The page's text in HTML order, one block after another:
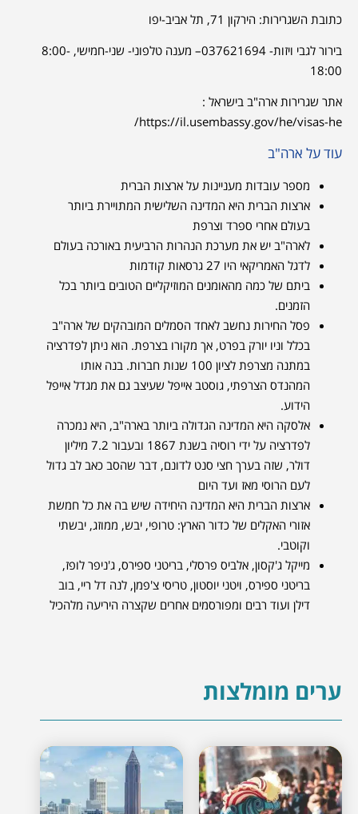
כתובת השגרירות: הירקון 71, תל אביב-יפו
בירור לגבי ויזות- 037621694– מענה טלפוני- שני-חמישי, 8:00-
18:00
אתר שגרירות ארה"ב בישראל :
https://il.usembassy.gov/he/visas-he/
עוד על ארה"ב
מספר עובדות מעניינות על ארצות הברית
ארצות הברית היא המדינה השלישית המתויירת ביותר
בעולם אחרי ספרד וצרפת
לארה"ב יש את מערכת הנהרות הרביעית באורכה בעולם
לדגל האמריקאי היו 27 גרסאות קודמות
ביתם של כמה מהאומנים המוזיקליים הטובים ביותר בכל
הזמנים.
פסל החירות נחשב לאחד הסמלים המובהקים של ארה"ב
בכלל וניו יורק בפרט, אך מקורו בצרפת. הוא ניתן לפדרציה
במתנה מצרפת לציון 100 שנות חברות. בנה אותו
המהנדס הצרפתי, גוסטב אייפל שעיצב גם את מגדל אייפל
הידוע.
אלסקה היא המדינה הגדולה ביותר בארה"ב, היא נמכרה
לפדרציה על ידי רוסיה בשנת 1867 ובעבור 7.2 מיליון
דולר, שזה בערך חצי סנט לדונם, דבר שהסב כאב לב גדול
לעם הרוסי מאז ועד היום
ארצות הברית היא המדינה היחידה שיש בה את כל חמשת
אזורי האקלים של כדור הארץ: טרופי, יבש, ממוזג, יבשתי
וקוטבי.
מייקל ג'קסון, אלביס פרסלי, בריטני ספירס, ג'ניפר לופז,
בריטני ספירס, ויטני יוסטון, טריסי צ'פמן, לנה דל ריי, בוב
דילן ועוד רבים ומפורסמים אחרים שקצרה היריעה מלהכיל
ערים מומלצות